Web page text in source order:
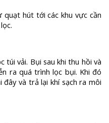
hút tới các khu vực cần
túi vải. Bụi sau khi thu hồi và
ra quá trình lọc bụi. Khi đó
và trả lại khí sạch ra môi